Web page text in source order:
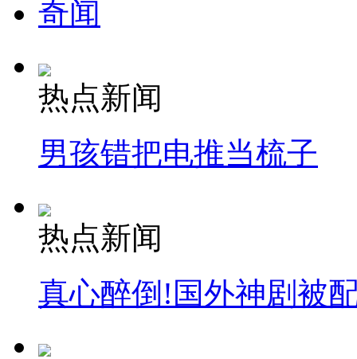
奇闻
热点新闻
男孩错把电推当梳子
热点新闻
真心醉倒!国外神剧被